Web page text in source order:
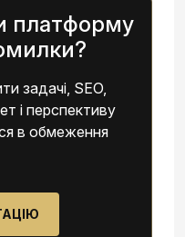
платформу
задачі, SEO,
і перспективу
в обмеження